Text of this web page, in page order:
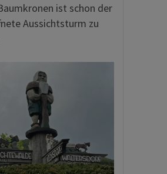
ist schon der
Aussichtsturm zu